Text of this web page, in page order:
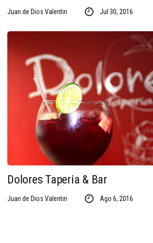
Juan de Dios Valentin Jul 30, 2016
Dolores Taperia & Bar
Juan de Dios Valentin Ago 6, 2016